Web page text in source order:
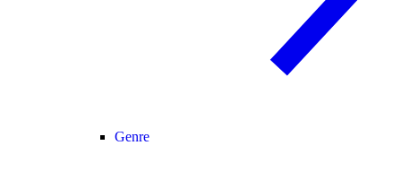
Genre